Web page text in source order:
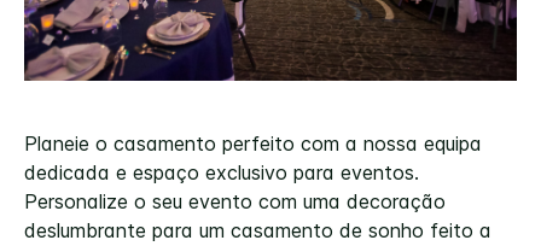
Planeie o casamento perfeito com a nossa equipa
dedicada e espaço exclusivo para eventos.
Personalize o seu evento com uma decoração
deslumbrante para um casamento de sonho feito a